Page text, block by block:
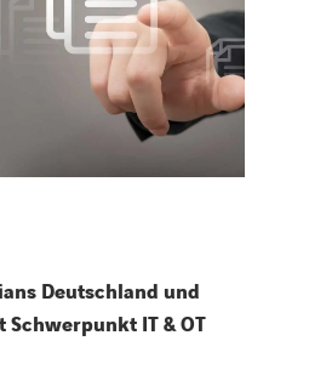
Deutschland und
Schwerpunkt IT & OT